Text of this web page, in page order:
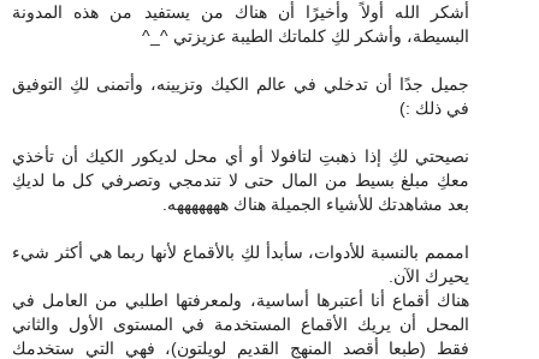
أشكر الله أولاً وأخيرًا أن هناك من يستفيد من هذه المدونة
البسيطة، وأشكر لكِ كلماتك الطيبة عزيزتي ^_^
جميل جدًا أن تدخلي في عالم الكيك وتزيينه، وأتمنى لكِ التوفيق
في ذلك :)
نصيحتي لكِ إذا ذهبتِ لتافولا أو أي محل لديكور الكيك أن تأخذي
معكِ مبلغ بسيط من المال حتى لا تندمجي وتصرفي كل ما لديكِ
بعد مشاهدتك للأشياء الجميلة هناك هههههههه.
امممم بالنسبة للأدوات، سأبدأ لكِ بالأقماع لأنها ربما هي أكثر شيء
يحيرك الآن.
هناك أقماع أنا أعتبرها أساسية، ولمعرفتها اطلبي من العامل في
المحل أن يريك الأقماع المستخدمة في المستوى الأول والثاني
فقط (طبعا أقصد المنهج القديم لويلتون)، فهي التي ستخدمك